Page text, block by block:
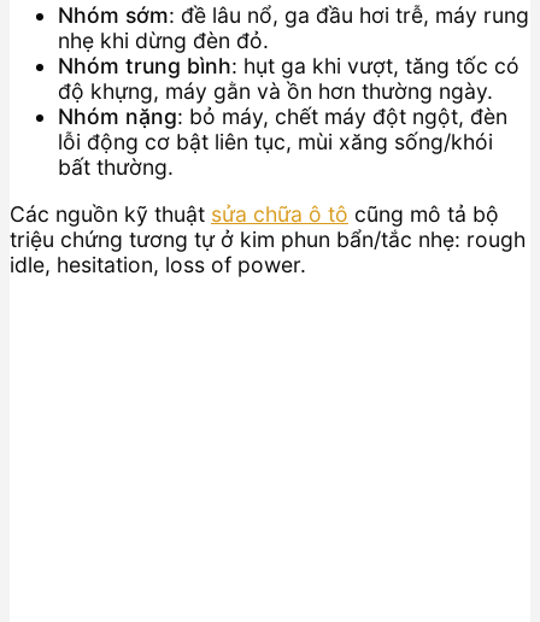
Nhóm sớm: đề lâu nổ, ga đầu hơi trễ, máy rung
nhẹ khi dừng đèn đỏ.
Nhóm trung bình: hụt ga khi vượt, tăng tốc có
độ khựng, máy gằn và ồn hơn thường ngày.
Nhóm nặng: bỏ máy, chết máy đột ngột, đèn
lỗi động cơ bật liên tục, mùi xăng sống/khói
bất thường.
Các nguồn kỹ thuật sửa chữa ô tô cũng mô tả bộ
triệu chứng tương tự ở kim phun bẩn/tắc nhẹ: rough
idle, hesitation, loss of power.